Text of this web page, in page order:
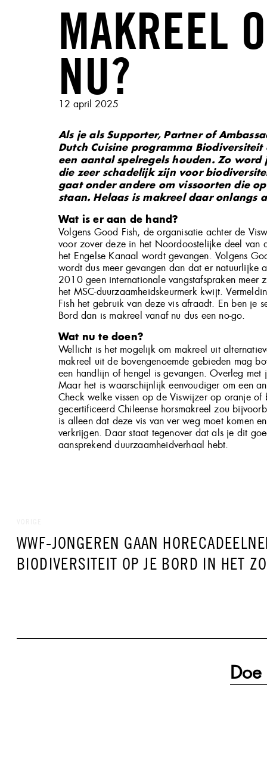
MAKREEL
NU?
Geplaatst
12 april 2025
Als je als Supporter, Partner of
Dutch Cuisine programma
een aantal spelregels houden. Zo word
die zeer schadelijk zijn voor
gaat onder andere om vissoorten die
staan. Helaas is makreel daar onlangs
Wat is er aan de hand?
Volgens Good Fish, de organisatie achter de
voor zover deze in het Noordoostelijke deel
het Engelse Kanaal wordt gevangen. Volgens
wordt dus meer gevangen dan dat er natuurlijke
2010 geen internationale vangstafspraken
het MSC-duurzaamheidskeurmerk kwijt.
Fish het gebruik van deze vis afraadt. En ben je
Bord dan is makreel vanaf nu dus een no-go.
Wat nu te doen?
Wellicht is het mogelijk om makreel uit
makreel uit de bovengenoemde gebieden mag
een handlijn of hengel is gevangen. Overleg
Maar het is waarschijnlijk eenvoudiger om een
Check welke vissen op de Viswijzer op oranje
gecertificeerd Chileense horsmakreel zou
is alleen dat deze vis van ver weg moet komen
verkrijgen. Daar staat tegenover dat als je dit
aansprekend duurzaamheidverhaal hebt.
VORIG
BERICHT:
WWF-JONGEREN GAAN
BIODIVERSITEIT OP JE BORD IN HET